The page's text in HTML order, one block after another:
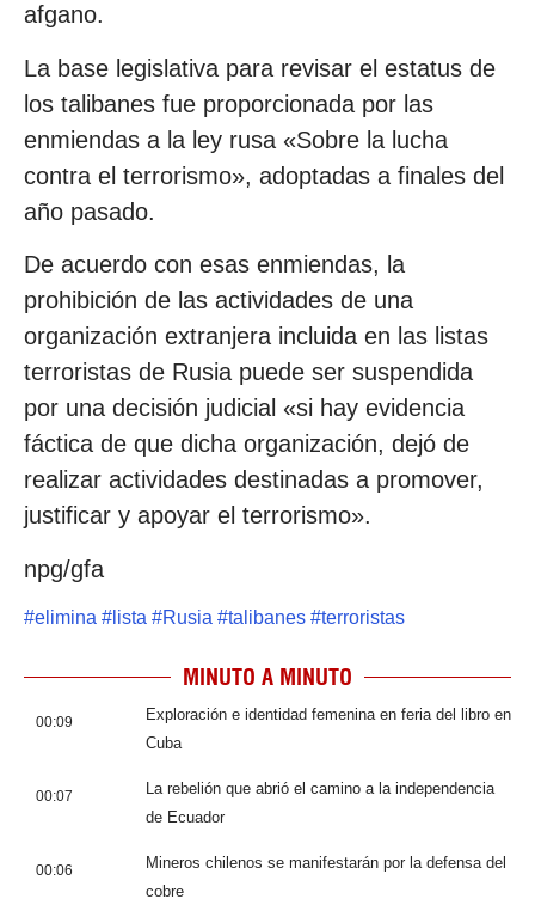
afgano.
La base legislativa para revisar el estatus de
los talibanes fue proporcionada por las
enmiendas a la ley rusa «Sobre la lucha
contra el terrorismo», adoptadas a finales del
año pasado.
De acuerdo con esas enmiendas, la
prohibición de las actividades de una
organización extranjera incluida en las listas
terroristas de Rusia puede ser suspendida
por una decisión judicial «si hay evidencia
fáctica de que dicha organización, dejó de
realizar actividades destinadas a promover,
justificar y apoyar el terrorismo».
npg/gfa
#elimina # lista #Rusia #talibanes #terroristas
MINUTO A MINUTO
00:09
Exploración e identidad femenina en feria del libro en
Cuba
00:07
La rebelión que abrió el camino a la independencia
de Ecuador
00:06
Mineros chilenos se manifestarán por la defensa del
cobre